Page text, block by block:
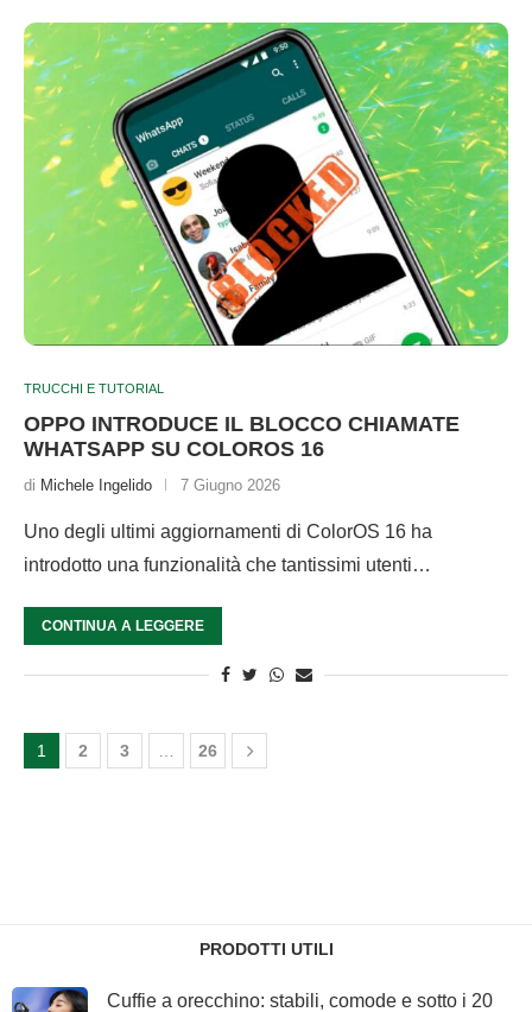
TRUCCHI E TUTORIAL
OPPO INTRODUCE IL BLOCCO CHIAMATE
WHATSAPP SU COLOROS 16
di Michele Ingelido 7 Giugno 2026
Uno degli ultimi aggiornamenti di ColorOS 16 ha
introdotto una funzionalità che tantissimi utenti…
CONTINUA A LEGGERE
1 2 3 26
PRODOTTI UTILI
Cuffie a orecchino: stabili, comode e sotto i 20